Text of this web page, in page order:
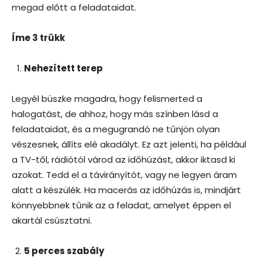
megad előtt a feladataidat.
Íme 3 trükk
Nehezített terep
Legyél büszke magadra, hogy felismerted a
halogatást, de ahhoz, hogy más színben lásd a
feladataidat, és a megugrandó ne tűnjön olyan
vészesnek, állíts elé akadályt. Ez azt jelenti, ha például
a TV-től, rádiótól várod az időhúzást, akkor iktasd ki
azokat. Tedd el a távirányítót, vagy ne legyen áram
alatt a készülék. Ha macerás az időhúzás is, mindjárt
könnyebbnek tűnik az a feladat, amelyet éppen el
akartál csúsztatni.
5 perces szabály